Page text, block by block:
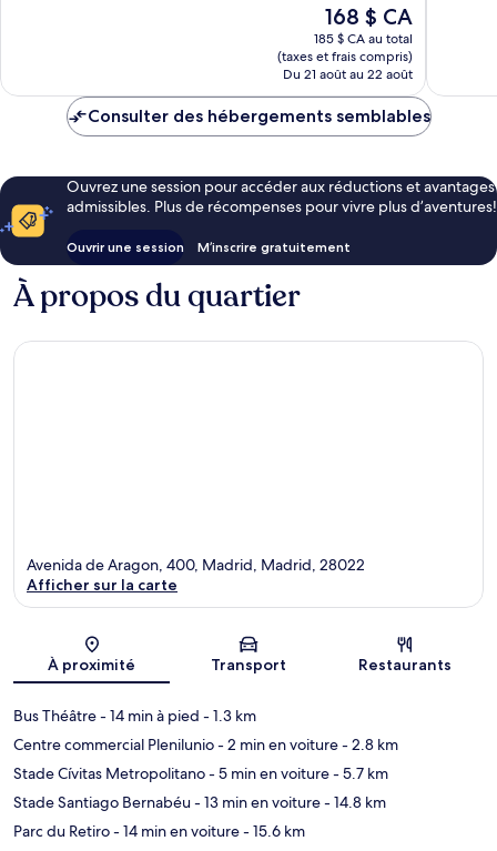
Le
prix
est
de
168 $ CA
168 $ CA
185 $ CA au total
(taxes et frais compris)
Du 21 août au 22 août
Consulter des hébergements semblables
Ouvrez une session pour accéder aux réductions et avantages
admissibles. Plus de récompenses pour vivre plus d’aventures!
Ouvrir une session M’inscrire gratuitement
À propos du quartier
Carte
Avenida de Aragon, 400, Madrid, Madrid, 28022
Afficher sur la carte
À proximité Transport Restaurants
Bus Théâtre- 14 min à pied - 1.3 km
Centre commercial Plenilunio- 2 min en voiture- 2.8 km
Stade Cívitas Metropolitano- 5 min en voiture- 5.7 km
Stade Santiago Bernabéu- 13 min en voiture- 14.8 km
Parc du Retiro- 14 min en voiture- 15.6 km